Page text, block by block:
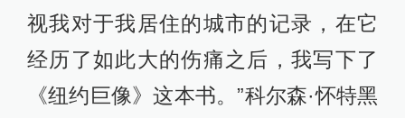
视我对于我居住的城市的记录，在它
经历了如此大的伤痛之后，我写下了
《纽约巨像》这本书。”科尔森·怀特黑